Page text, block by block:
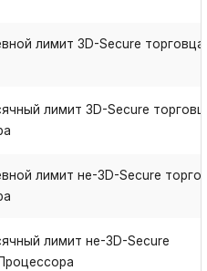
лимит 3D-Secure
лимит 3D-Secure
лимит не-3D-Secure
лимит не-3D-Secure